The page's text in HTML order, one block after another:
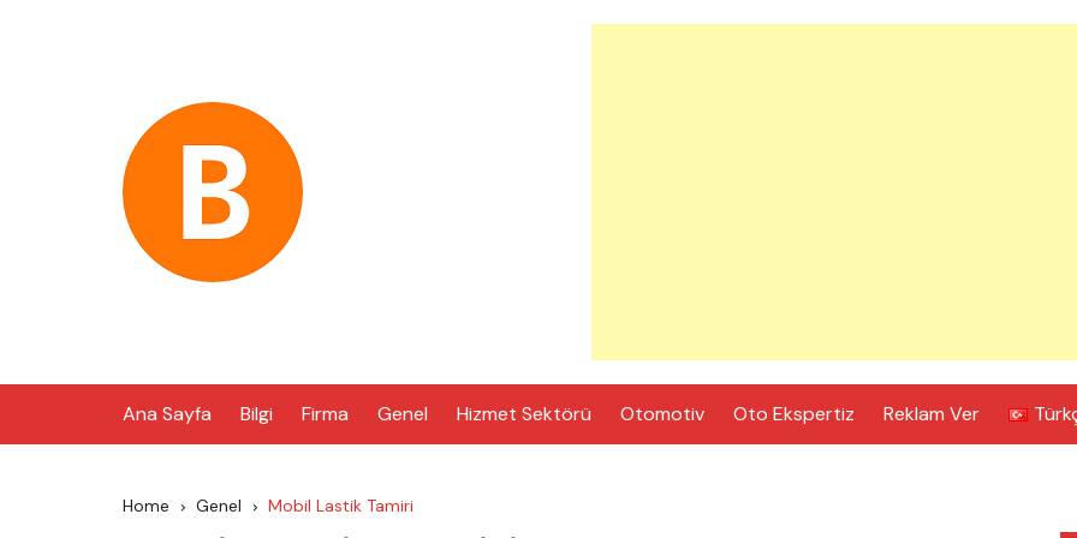
Ana Sayfa Bilgi Firma Genel Hizmet Sektörü Otomotiv Oto Ekspertiz Reklam Ver
Home Genel Mobil Lastik Tamiri